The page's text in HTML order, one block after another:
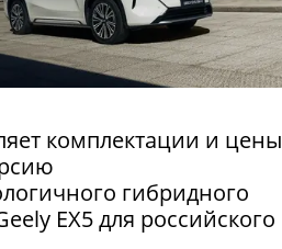
комплектации и цены
гибридного
EX5 для российского